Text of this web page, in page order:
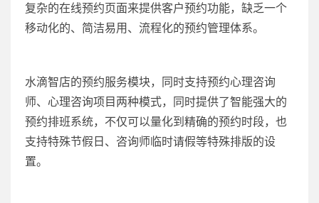
复杂的在线预约页面来提供客户预约功能，缺乏一个
移动化的、简洁易用、流程化的预约管理体系。
水滴智店的预约服务模块，同时支持预约心理咨询
师、心理咨询项目两种模式，同时提供了智能强大的
预约排班系统，不仅可以量化到精确的预约时段，也
支持特殊节假日、咨询师临时请假等特殊排版的设
置。